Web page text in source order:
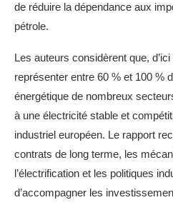
de réduire la dépendance aux
pétrole.
Les auteurs considèrent que,
représenter entre 60 % et 100 %
énergétique de nombreux
à une électricité stable et
industriel européen. Le rapport
contrats de long terme, les
l’électrification et les politiques
d’accompagner les